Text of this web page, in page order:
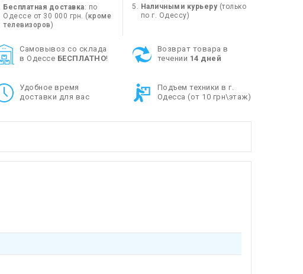
Бесплатная доставка: по
Одессе от 30 000 грн. (кроме
телевизоров)
Наличными курьеру(только
по г. Одессу)
Cамовывоз со склада
в Одессе БЕСПЛАТНО!
Возврат товара в
течении 14 дней
Удобное время
доставки для вас
Подъем техники в г.
Одесса (от 10 грн\этаж)